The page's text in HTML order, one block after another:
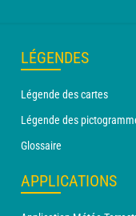
LÉGENDES
Légende des cartes
Légende des
Glossaire
APPLICATIONS